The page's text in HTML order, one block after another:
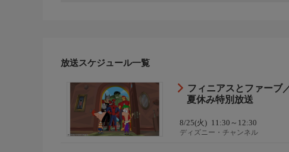
放送スケジュール一覧
フィニアスとファーブ
夏休み特別放送
8/25(火) 11:30～12:30
ディズニー・チャンネル